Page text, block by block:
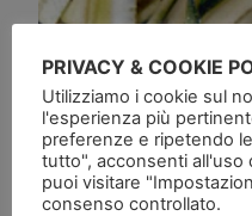
PRIVACY & COOKIE
Utilizziamo i cookie sul
l'esperienza più
preferenze e ripetendo
tutto", acconsenti all'uso
puoi visitare
consenso controllato.